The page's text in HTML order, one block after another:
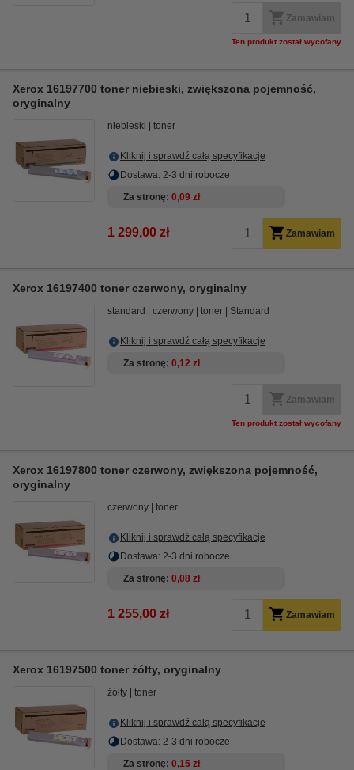
Zamawiam
Ten produkt został wycofany
Xerox 16197700 toner niebieski, zwiększona pojemność,
oryginalny
niebieski toner
Kliknij i sprawdź całą specyfikacje
Dostawa: 2-3 dni robocze
Za stronę 0,09 zł
1 299,00 zł Zamawiam
Xerox 16197400 toner czerwony, oryginalny
standard czerwony toner Standard
Kliknij i sprawdź całą specyfikacje
Za stronę 0,12 zł
Zamawiam
Ten produkt został wycofany
Xerox 16197800 toner czerwony, zwiększona pojemność,
oryginalny
czerwony toner
Kliknij i sprawdź całą specyfikacje
Dostawa: 2-3 dni robocze
Za stronę 0,08 zł
1 255,00 zł Zamawiam
Xerox 16197500 toner żółty, oryginalny
żółty toner
Kliknij i sprawdź całą specyfikacje
Dostawa: 2-3 dni robocze
Za stronę 0,15 zł